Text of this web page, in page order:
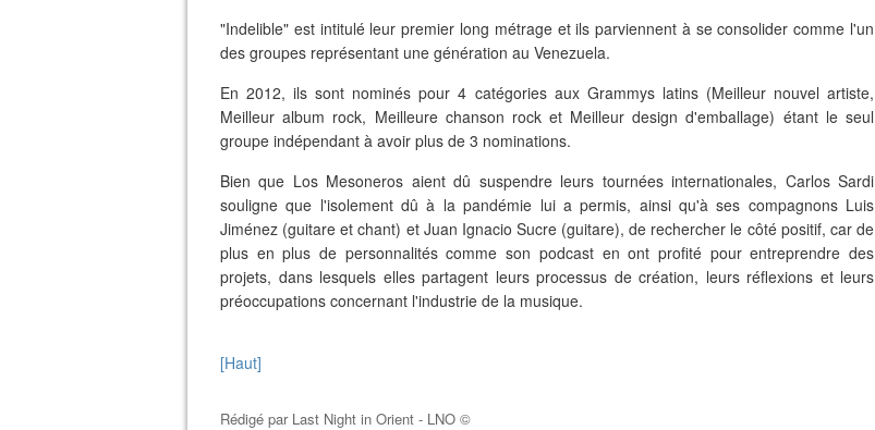
"Indelible" est intitulé leur premier long métrage et ils parviennent à se consolider comme l'un
des groupes représentant une génération au Venezuela.
En 2012, ils sont nominés pour 4 catégories aux Grammys latins (Meilleur nouvel artiste,
Meilleur album rock, Meilleure chanson rock et Meilleur design d'emballage) étant le seul
groupe indépendant à avoir plus de 3 nominations.
Bien que Los Mesoneros aient dû suspendre leurs tournées internationales, Carlos Sardi
souligne que l'isolement dû à la pandémie lui a permis, ainsi qu'à ses compagnons Luis
Jiménez (guitare et chant) et Juan Ignacio Sucre (guitare), de rechercher le côté positif, car de
plus en plus de personnalités comme son podcast en ont profité pour entreprendre des
projets, dans lesquels elles partagent leurs processus de création, leurs réflexions et leurs
préoccupations concernant l'industrie de la musique.
[Haut]
Rédigé par Last Night in Orient - LNO ©